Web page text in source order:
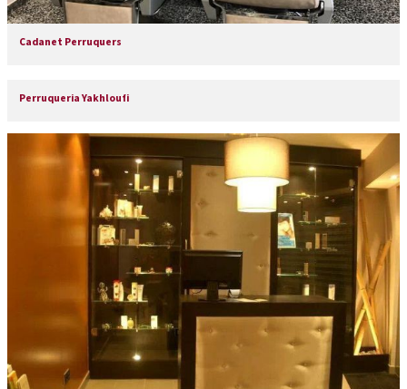
Cadanet Perruquers
Perruqueria Yakhloufi